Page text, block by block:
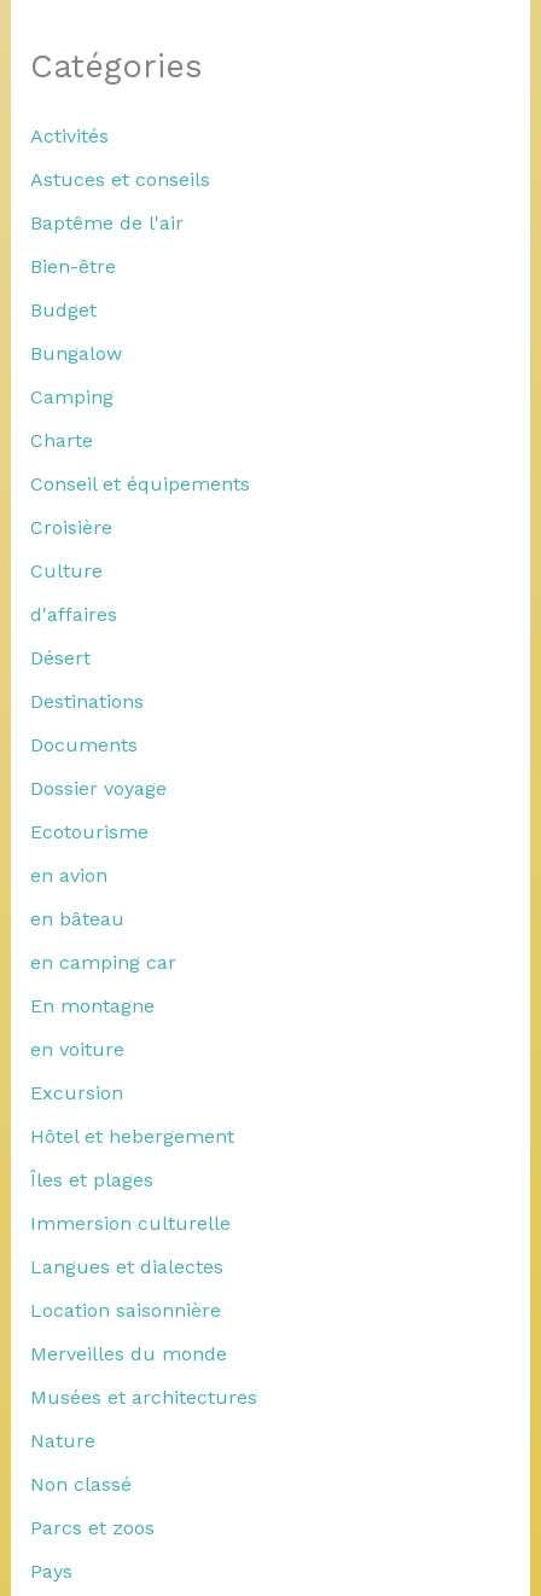
Catégories
Activités
Astuces et conseils
Baptême de l'air
Bien-être
Budget
Bungalow
Camping
Charte
Conseil et équipements
Croisière
Culture
d'affaires
Désert
Destinations
Documents
Dossier voyage
Ecotourisme
en avion
en bâteau
en camping car
En montagne
en voiture
Excursion
Hôtel et hebergement
Îles et plages
Immersion culturelle
Langues et dialectes
Location saisonnière
Merveilles du monde
Musées et architectures
Nature
Non classé
Parcs et zoos
Pays